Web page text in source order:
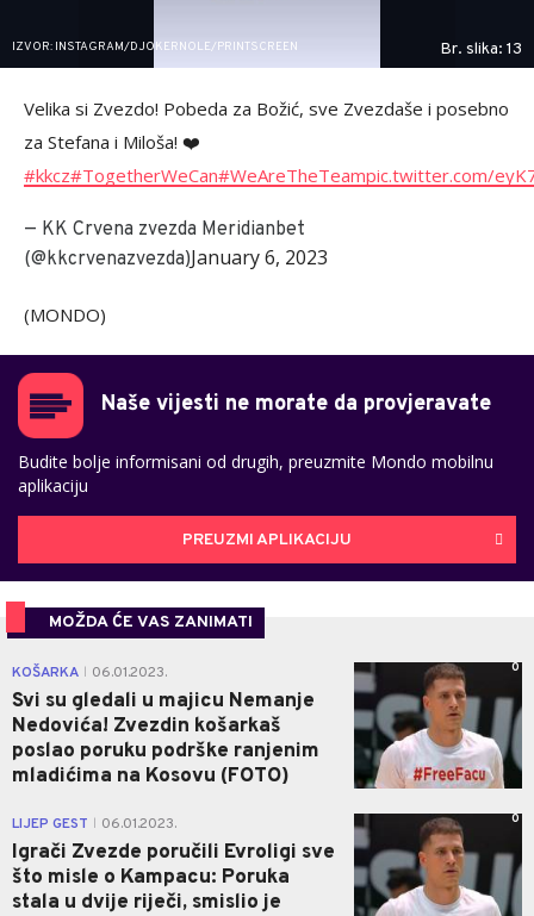
IZVOR: INSTAGRAM/DJOKERNOLE/PRINTSCREEN Br. slika: 13
Velika si Zvezdo! Pobeda za Božić, sve Zvezdaše i posebno
za Stefana i Miloša! ❤️
#kkcz#TogetherWeCan#WeAreTheTeampic.twitter.com/
— KK Crvena zvezda Meridianbet
(@kkcrvenazvezda)January 6, 2023
(MONDO)
Naše vijesti ne morate da provjeravate
Budite bolje informisani od drugih, preuzmite Mondo mobilnu
aplikaciju
PREUZMI APLIKACIJU
MOŽDA ĆE VAS ZANIMATI
KOŠARKA 06.01.2023.
Svi su gledali u majicu Nemanje
Nedovića! Zvezdin košarkaš
poslao poruku podrške ranjenim
mladićima na Kosovu (FOTO)
0
LIJEP GEST 06.01.2023.
Igrači Zvezde poručili Evroligi sve
što misle o Kampacu: Poruka
stala u dvije riječi, smislio je
0